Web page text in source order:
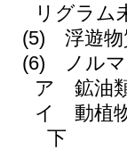
リグラム
(5)
浮遊
(6)
ノル
ア
鉱油
イ
動植
下